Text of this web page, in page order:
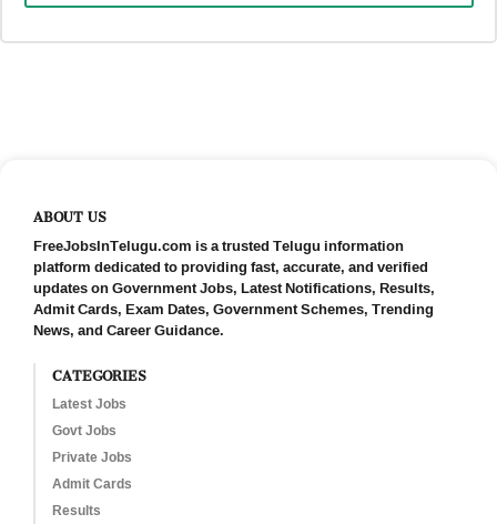
ABOUT US
FreeJobsInTelugu.com is a trusted Telugu information
platform dedicated to providing fast, accurate, and verified
updates on Government Jobs, Latest Notifications, Results,
Admit Cards, Exam Dates, Government Schemes, Trending
News, and Career Guidance.
CATEGORIES
Latest Jobs
Govt Jobs
Private Jobs
Admit Cards
Results